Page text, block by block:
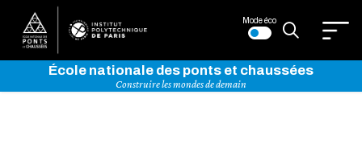
Mode éco
École nationale des ponts et chaussées
Construire les mondes de demain